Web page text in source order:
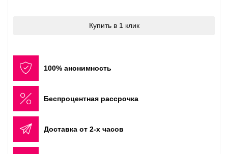
Купить в 1 клик
100% анонимность
Беспроцентная рассрочка
Доставка от 2-х часов